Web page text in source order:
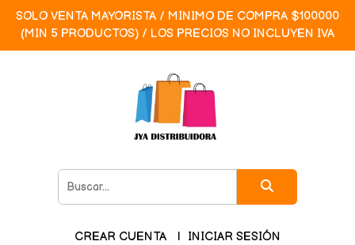
SOLO VENTA MAYORISTA / MINIMO DE COMPRA $100000
(MIN 5 PRODUCTOS) / LOS PRECIOS NO INCLUYEN IVA
CREAR CUENTA INICIAR SESIÓN